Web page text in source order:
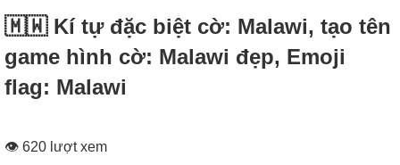
🇲🇼 Kí tự đặc biệt cờ: Malawi, tạo tên
game hình cờ: Malawi đẹp, Emoji
flag: Malawi
👁 620 lượt xem